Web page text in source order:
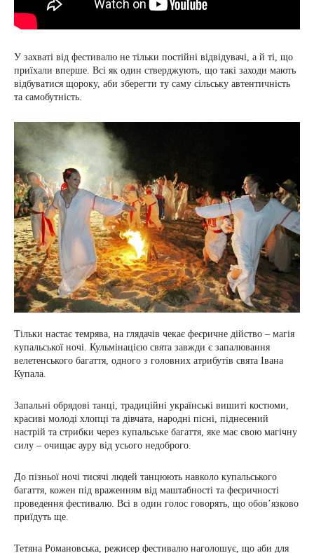
У захваті від фестивалю не тільки постійні відвідувачі, а й ті, що
приїхали вперше. Всі як один стверджують, що такі заходи мають
відбуватися щороку, аби зберегти ту саму сільську автентичність
та самобутність.
Тільки настає темрява, на глядачів чекає феєричне дійство – магія
купальської ночі. Кульмінацією свята завжди є запалювання
велетенського багаття, одного з головних атрибутів свята Івана
Купала.
Запальні обрядові танці, традиційні українські вишиті костюми,
красиві молоді хлопці та дівчата, народні пісні, піднесений
настрій та стрибки через купальське багаття, яке має свою магічну
силу – очищає ауру від усього недоброго.
До пізньої ночі тисячі людей танцюють навколо купальського
багаття, кожен під враженням від маштабності та феєричності
проведення фестивалю. Всі в один голос говорять, що обов’язково
приїдуть ще.
Тетяна Романовська, режисер фестивалю наголошує, що аби для